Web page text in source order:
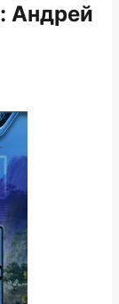
: Андрей